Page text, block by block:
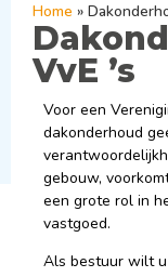
Home »
VvE ’s
Voor een
dakonderhoud
gebouw,
een grote rol in
vastgoed.
Als bestuur wilt